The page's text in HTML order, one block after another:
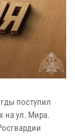
поступил
на ул. Мира.